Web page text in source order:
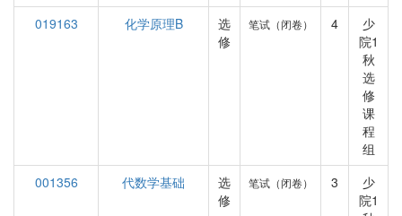
019163
化学原理B
选
修
笔试（闭卷） 4
少
院1
秋
选
修
课
程
组
001356
代数学基础
选
修
笔试（闭卷） 3
少
院1